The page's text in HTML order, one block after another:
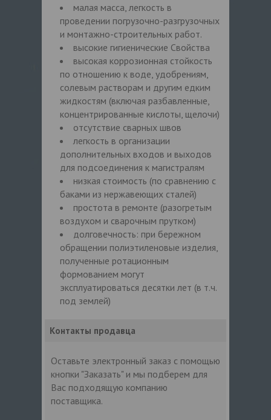
малая масса, легкость в
проведении погрузочно-разгрузочных
и монтажно-строительных работ.
высокие гигиенические Свойства
высокая коррозионная стойкость
по отношению к воде, удобрениям,
солевым растворам и другим едким
жидкостям (включая разбавленные,
концентрированные кислоты, щелочи)
отсутствие сварных швов
легкость в организации
дополнительных входов и выходов
для подсоединения к магистралям
низкая стоимость (по сравнению с
баками из нержавеющих сталей)
простота в ремонте (разогретым
воздухом и сварочным прутком)
долговечность: при бережном
обращении полиэтиленовые изделия,
полученные ротационным
формованием могут
эксплуатироваться десятки лет (в т.ч.
под землей)
Контакты продавца
Оставьте электронный заказ с помощью
кнопки "Заказать" и мы подберем для
Вас подходящую компанию
поставщика.